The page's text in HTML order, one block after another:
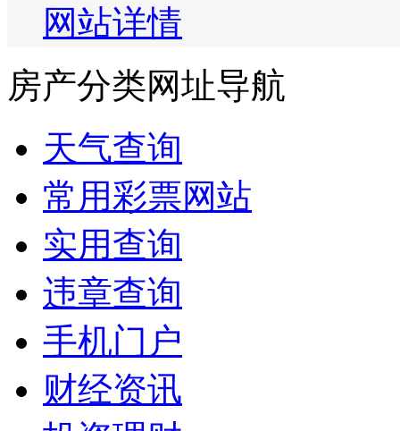
网站详情
房产分类网址导航
天气查询
常用彩票网站
实用查询
违章查询
手机门户
财经资讯